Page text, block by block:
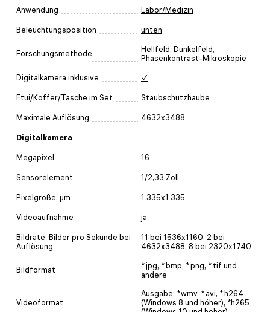
Anwendung Labor/Medizin
Beleuchtungsposition unten
Forschungsmethode Hellfeld, Dunkelfeld,
Phasenkontrast-Mikroskopie
Digitalkamera inklusive ✓
Etui/Koffer/Tasche im Set Staubschutzhaube
Maximale Auflösung 4632x3488
Digitalkamera
Megapixel 16
Sensorelement 1/2,33 Zoll
Pixelgröße, µm 1.335x1.335
Videoaufnahme ja
Bildrate, Bilder pro Sekunde bei
Auflösung
11 bei 1536x1160, 2 bei
4632x3488, 8 bei 2320x1740
Bildformat
*.jpg, *.bmp, *.png, *.tif und
andere
Videoformat
Ausgabe: *.wmv, *.avi, *.h264
(Windows 8 und höher), *h265